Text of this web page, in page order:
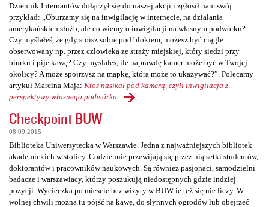
Dziennik Internautów dołączył się do naszej akcji i zgłosił nam swój
przykład: „Oburzamy się na inwigilację w internecie, na działania
amerykańskich służb, ale co wiemy o inwigilacji na własnym podwórku?
Czy myślałeś, że gdy stoisz sobie pod blokiem, możesz być ciągle
obserwowany np. przez człowieka ze straży miejskiej, który siedzi przy
biurku i pije kawę? Czy myślałeś, ile naprawdę kamer może być w Twojej
okolicy? A może spojrzysz na mapkę, która może to ukazywać?”. Polecamy
artykuł Marcina Maja: Ktoś nasikał pod kamerą, czyli inwigilacja z
perspektywy własnego podwórka
Checkpoint BUW
08.09.2015
Biblioteka Uniwersytecka w Warszawie. Jedna z najważniejszych bibliotek
akademickich w stolicy. Codziennie przewijają się przez nią setki studentów,
doktorantów i pracowników naukowych. Są również pasjonaci, samodzielni
badacze i warszawiacy, którzy poszukują niedostępnych gdzie indziej
pozycji. Wycieczka po mieście bez wizyty w BUW-ie też się nie liczy. W
wolnej chwili można tu pójść na kawę, do słynnych ogrodów lub obejrzeć